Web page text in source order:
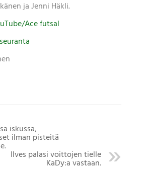
ja Jenni Häkli.
Ace futsal
iskussa,
ilman pisteitä
Ilves palasi voittojen tielle
KaDy:a vastaan.